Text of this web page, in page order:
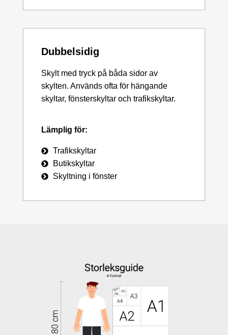
Dubbelsidig
Skylt med tryck på båda sidor av
skylten. Används ofta för hängande
skyltar, fönsterskyltar och trafikskyltar.
Lämplig för:
Trafikskyltar
Butikskyltar
Skyltning i fönster